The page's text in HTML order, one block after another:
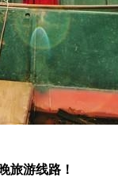
旅游线路！